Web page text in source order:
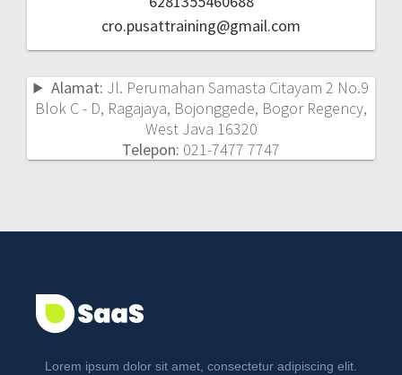
cro.pusattraining@gmail.com
Alamat: Jl. Perumahan Samasta Citayam 2 No.9
Blok C - D, Ragajaya, Bojonggede, Bogor Regency,
West Java 16320
Telepon: 021-7477 7747
Lorem ipsum dolor sit amet, consectetur adipiscing elit.